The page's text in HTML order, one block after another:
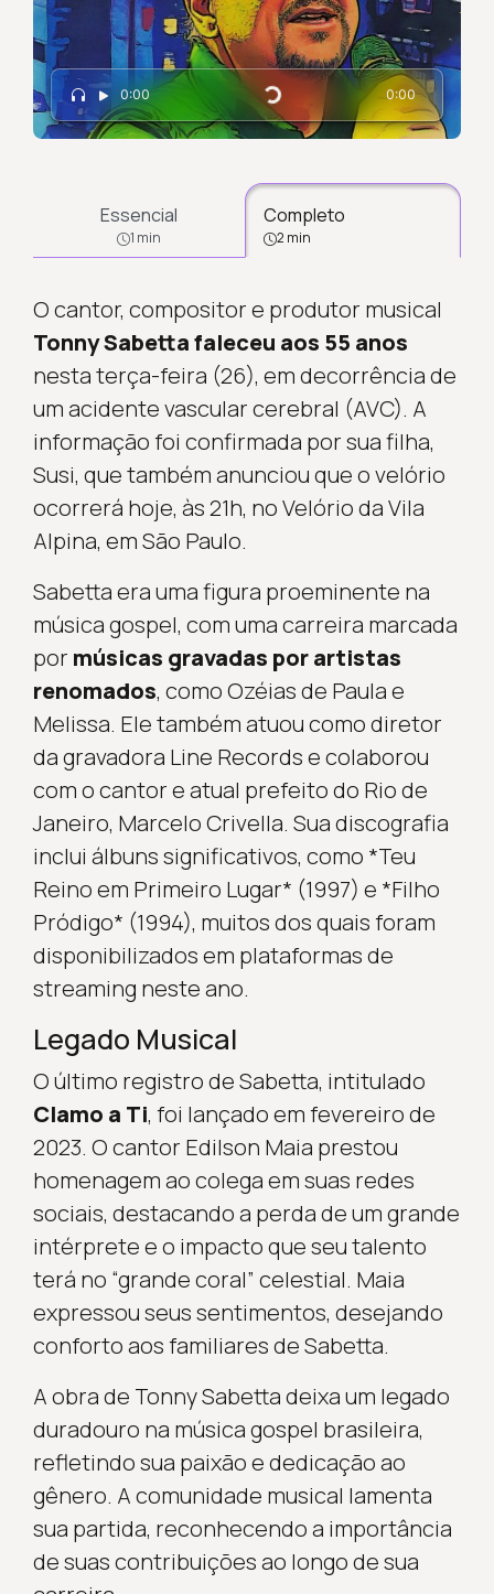
0:00 Carregando... 0:00
Essencial
1 min
Completo
2 min
O cantor, compositor e produtor musical
Tonny Sabetta faleceu aos 55 anos
nesta terça-feira (26), em decorrência de
um acidente vascular cerebral (AVC). A
informação foi confirmada por sua filha,
Susi, que também anunciou que o velório
ocorrerá hoje, às 21h, no Velório da Vila
Alpina, em São Paulo.
Sabetta era uma figura proeminente na
música gospel, com uma carreira marcada
por músicas gravadas por artistas
renomados, como Ozéias de Paula e
Melissa. Ele também atuou como diretor
da gravadora Line Records e colaborou
com o cantor e atual prefeito do Rio de
Janeiro, Marcelo Crivella. Sua discografia
inclui álbuns significativos, como *Teu
Reino em Primeiro Lugar* (1997) e *Filho
Pródigo* (1994), muitos dos quais foram
disponibilizados em plataformas de
streaming neste ano.
Legado Musical
O último registro de Sabetta, intitulado
Clamo a Ti, foi lançado em fevereiro de
2023. O cantor Edilson Maia prestou
homenagem ao colega em suas redes
sociais, destacando a perda de um grande
intérprete e o impacto que seu talento
terá no “grande coral” celestial. Maia
expressou seus sentimentos, desejando
conforto aos familiares de Sabetta.
A obra de Tonny Sabetta deixa um legado
duradouro na música gospel brasileira,
refletindo sua paixão e dedicação ao
gênero. A comunidade musical lamenta
sua partida, reconhecendo a importância
de suas contribuições ao longo de sua